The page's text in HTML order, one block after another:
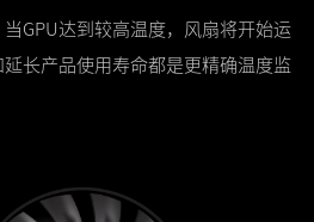
GPU达到较高温度，风扇将开始运
长产品使用寿命都是更精确温度监